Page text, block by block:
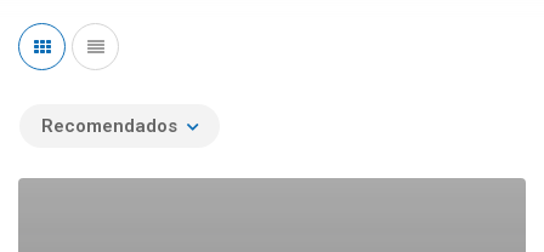
Recomendados